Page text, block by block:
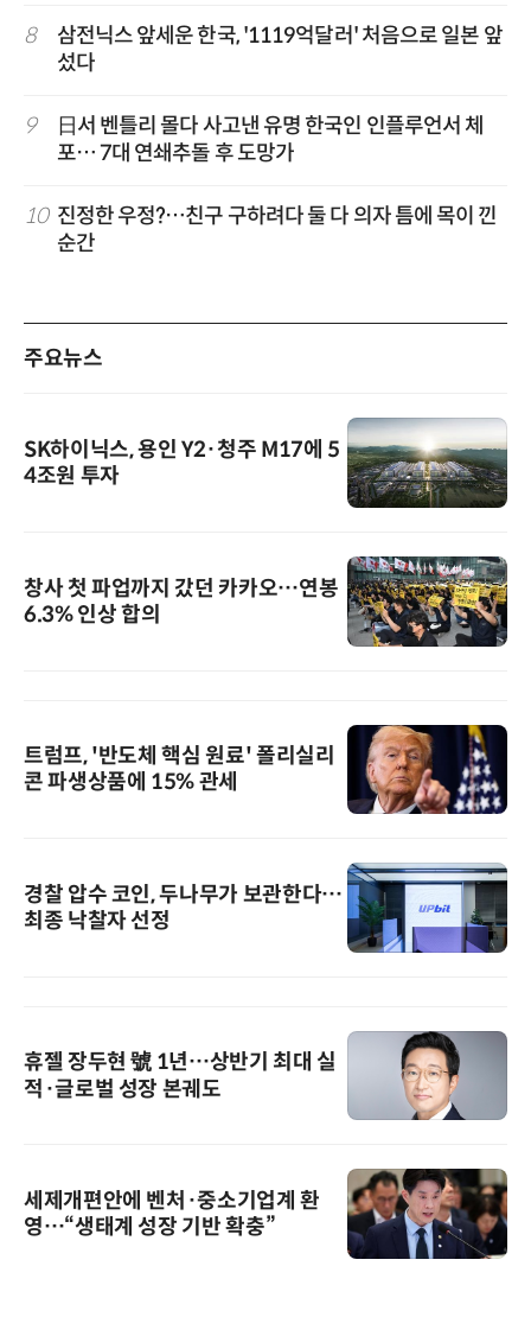
8
삼전닉스 앞세운 한국, '1119억달러' 처음으로 일본 앞
섰다
9
日서 벤틀리 몰다 사고낸 유명 한국인 인플루언서 체
포… 7대 연쇄추돌 후 도망가
10 진정한 우정?…친구 구하려다 둘 다 의자 틈에 목이 낀
순간
주요뉴스
SK하이닉스, 용인 Y2·청주 M17에 5
4조원 투자
창사 첫 파업까지 갔던 카카오…연봉
6.3% 인상 합의
트럼프, '반도체 핵심 원료' 폴리실리
콘 파생상품에 15% 관세
경찰 압수 코인, 두나무가 보관한다…
최종 낙찰자 선정
휴젤 장두현 號 1년…상반기 최대 실
적·글로벌 성장 본궤도
세제개편안에 벤처·중소기업계 환
영…“생태계 성장 기반 확충”